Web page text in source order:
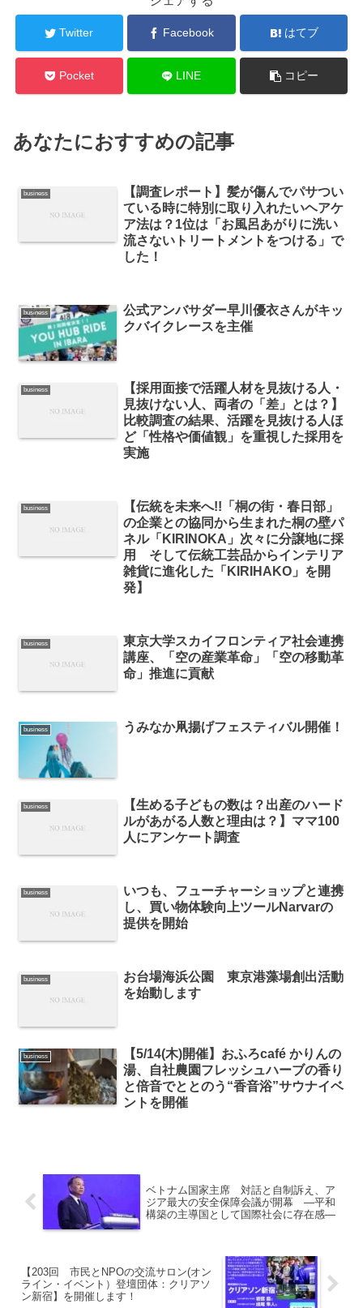
Twitter Facebook はてブ
Pocket LINE コピー
あなたにおすすめの記事
business
【調査レポート】髪が傷んでパサつい
ている時に特別に取り入れたいヘアケ
ア法は？1位は「お風呂あがりに洗い
流さないトリートメントをつける」で
した！
business
公式アンバサダー早川優衣さんがキッ
クバイクレースを主催
business
【採用面接で活躍人材を見抜ける人・
見抜けない人、両者の「差」とは？】
比較調査の結果、活躍を見抜ける人ほ
ど「性格や価値観」を重視した採用を
実施
business
【伝統を未来へ!!「桐の街・春日部」
の企業との協同から生まれた桐の壁パ
ネル「KIRINOKA」次々に分譲地に採
用 そして伝統工芸品からインテリア
雑貨に進化した「KIRIHAKO」を開
発】
business
東京大学スカイフロンティア社会連携
講座、「空の産業革命」「空の移動革
命」推進に貢献
business うみなか凧揚げフェスティバル開催！
business
【生める子どもの数は？出産のハード
ルがあがる人数と理由は？】ママ100
人にアンケート調査
business
いつも、フューチャーショップと連携
し、買い物体験向上ツールNarvarの
提供を開始
business
お台場海浜公園 東京港藻場創出活動
を始動します
business
【5/14(木)開催】おふろcafé かりんの
湯、自社農園フレッシュハーブの香り
と倍音でととのう“香音浴”サウナイベ
ントを開催
ベトナム国家主席 対話と自制訴え、ア
ジア最大の安全保障会議が開幕 ―平和
構築の主導国として国際社会に存在感―
【203回 市民とNPOの交流サロン(オン
ライン・イベント）登壇団体：クリアソ
ン新宿】を開催します！